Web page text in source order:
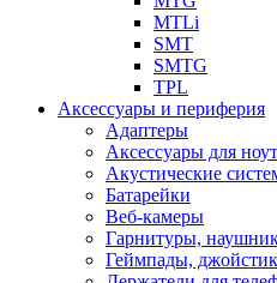
MTLi
SMT
SMTG
TPL
Аксессуары и периферия
Адаптеры
Аксессуары для
Акустические
Батарейки
Веб-камеры
Гарнитуры,
Геймпады,